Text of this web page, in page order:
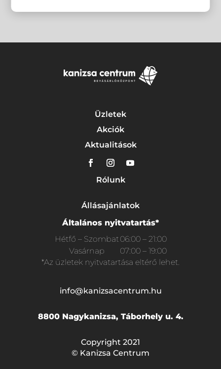
Üzletek
Akciók
Aktualitások
Rólunk
Állásajánlatok
Általános nyitvatartás*
Hétfő – Szombat06:00 – 21:00
Vasárnap
07:00 – 19:00
*Az üzletek nyitvatartása eltérő lehet.
info@kanizsacentrum.hu
8800 Nagykanizsa, Táborhely u. 4.
Copyright 2021
© Kanizsa Centrum